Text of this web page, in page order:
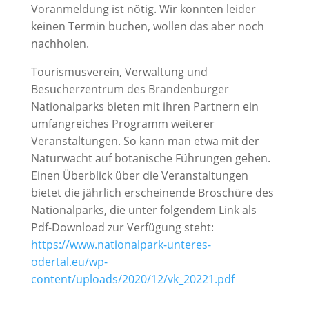
Voranmeldung ist nötig. Wir konnten leider
keinen Termin buchen, wollen das aber noch
nachholen.
Tourismusverein, Verwaltung und
Besucherzentrum des Brandenburger
Nationalparks bieten mit ihren Partnern ein
umfangreiches Programm weiterer
Veranstaltungen. So kann man etwa mit der
Naturwacht auf botanische Führungen gehen.
Einen Überblick über die Veranstaltungen
bietet die jährlich erscheinende Broschüre des
Nationalparks, die unter folgendem Link als
Pdf-Download zur Verfügung steht:
https://www.nationalpark-unteres-
odertal.eu/wp-
content/uploads/2020/12/vk_20221.pdf